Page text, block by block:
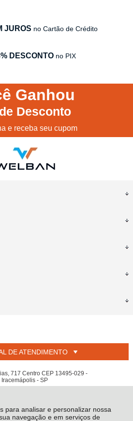
para analisar e personalizar nossa
navegação e em serviços de
JUROS no Cartão de Crédito
DESCONTO no PIX
Ganhou
de Desconto
e receba seu cupom
DE ATENDIMENTO
717 Centro CEP 13495-029 -
Iracemápolis - SP
- 2026